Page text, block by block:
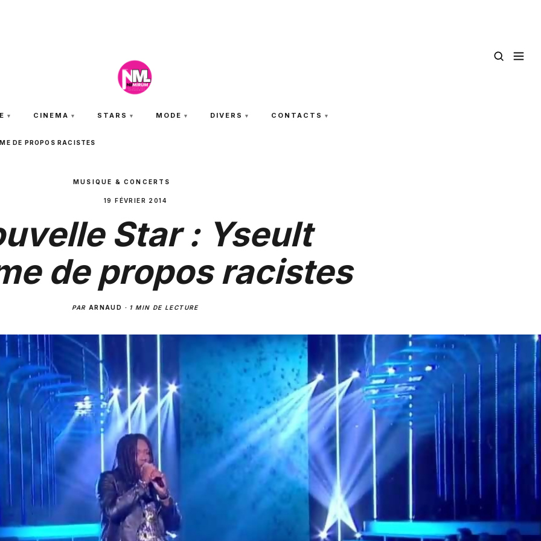
CINEMA STARS MODE DIVERS CONTACTS
DE PROPOS RACISTES
MUSIQUE & CONCERTS
19 FÉVRIER 2014
Star : Yseult
de propos racistes
PAR ARNAUD · 1 MIN DE LECTURE